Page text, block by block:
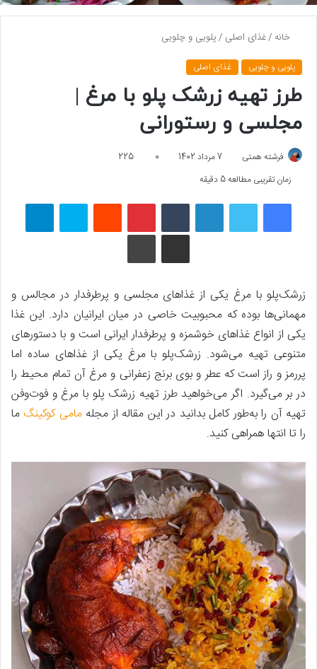
خانه /غذای اصلی /پلویی و چلویی
پلویی و چلویی غذای اصلی
طرز تهیه زرشک پلو با مرغ |
مجلسی و رستورانی
فرشته همتی 7 مرداد 1402 0
225
زمان تقریبی مطالعه 5 دقیقه
فیسبوک لینکداین پینتریست اسکایپ
چاپ
زرشک‌پلو با مرغ یکی از غذاهای مجلسی و پرطرفدار در مجالس و
مهمانی‌ها بوده که محبوبیت خاصی در میان ایرانیان دارد. این غذا
یکی از انواع غذاهای خوشمزه و پرطرفدار ایرانی است و با دستورهای
متنوعی تهیه می‌شود. زرشک‌پلو با مرغ یکی از غذاهای ساده اما
پررمز و راز است که عطر و بوی برنج زعفرانی و مرغ آن تمام محیط را
در بر می‌گیرد. اگر می‌خواهید طرز تهیه زرشک پلو با مرغ و فوت‌وفن
تهیه آن را به‌طور کامل بدانید در این مقاله از مجلهمامی کوکینگما
را تا انتها همراهی کنید.